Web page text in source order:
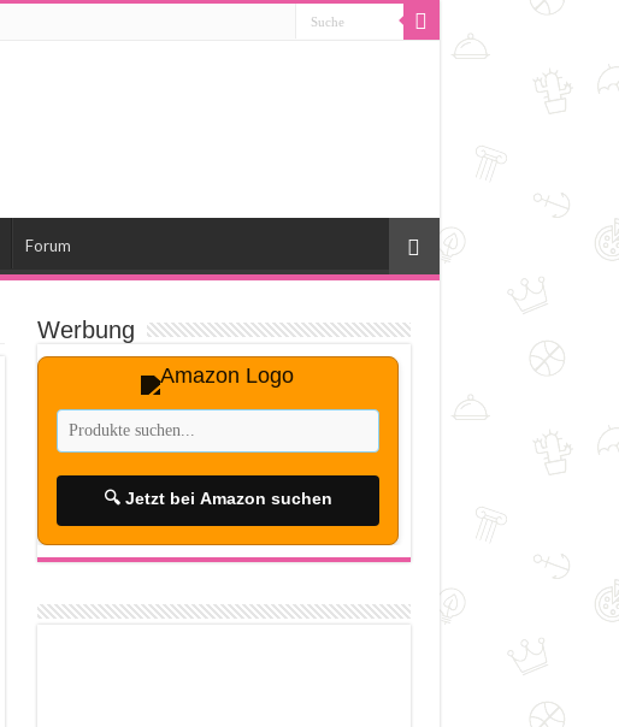
Forum
Werbung
🔍 Jetzt bei Amazon suchen